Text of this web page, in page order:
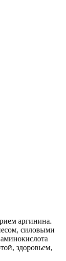
аргинина.
силовыми
здоровьем,